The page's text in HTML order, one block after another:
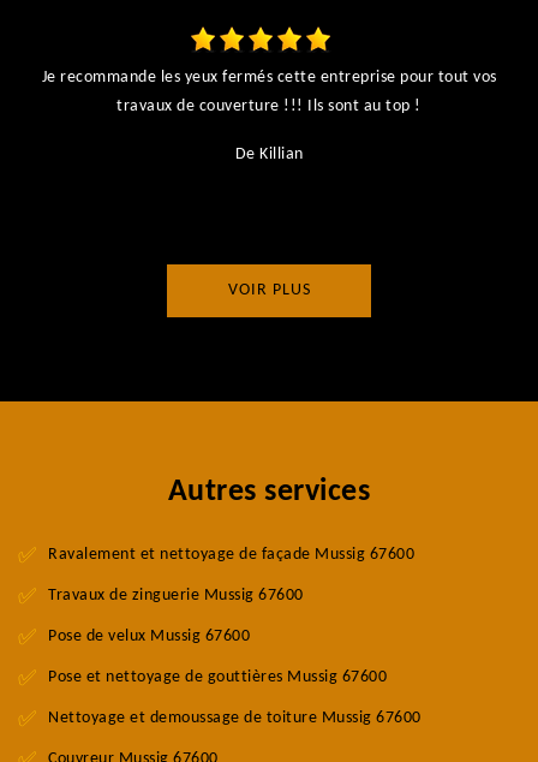
Je recommande les yeux fermés cette entreprise pour tout vos
travaux de couverture !!! Ils sont au top !
De Killian
VOIR PLUS
Autres services
Ravalement et nettoyage de façade Mussig 67600
Travaux de zinguerie Mussig 67600
Pose de velux Mussig 67600
Pose et nettoyage de gouttières Mussig 67600
Nettoyage et demoussage de toiture Mussig 67600